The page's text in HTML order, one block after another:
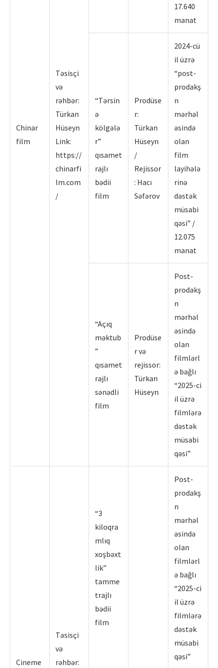
Chinar
film
Təsisçi
və
rəhbər:
Türkan
Hüseyn
Link:
https://
chinarfi
lm.com
/
17.640
manat
“Tərsin
ə
kölgələ
r”
qısamet
rajlı
bədii
film
Prodüse
r:
Türkan
Hüseyn
/
Rejissor
: Hacı
Səfərov
2024-cü
il üzrə
“post-
prodakş
n
mərhəl
əsində
olan
film
layihələ
rinə
dəstək
müsabi
qəsi” /
12.075
manat
“Açıq
məktub
”
qısamet
rajlı
sənədli
film
Prodüse
r və
rejissor:
Türkan
Hüseyn
Post-
prodakş
n
mərhəl
əsində
olan
filmlərl
ə bağlı
“2025-ci
il üzrə
filmlərə
dəstək
müsabi
qəsi”
Cineme
Təsisçi
və
rəhbər:
“3
kiloqra
mlıq
xoşbəxt
lik”
tamme
trajlı
bədii
film
Post-
prodakş
n
mərhəl
əsində
olan
filmlərl
ə bağlı
“2025-ci
il üzrə
filmlərə
dəstək
müsabi
qəsi”